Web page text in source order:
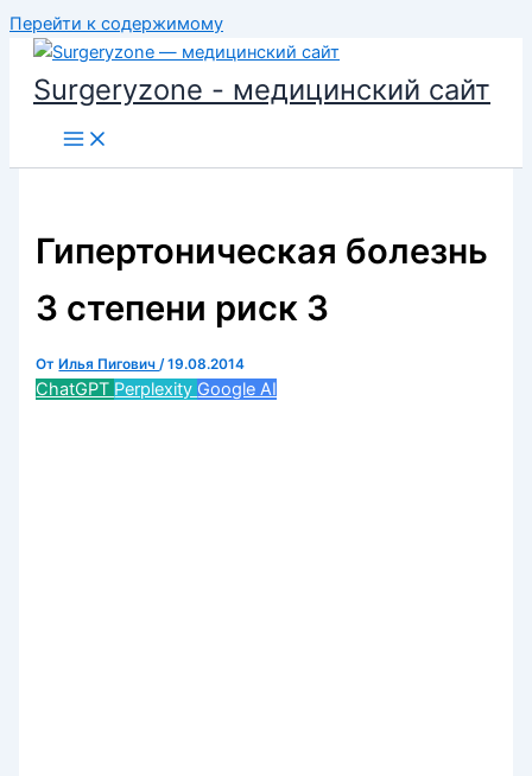
Перейти к содержимому
Surgeryzone - медицинский сайт
Гипертоническая болезнь
3 степени риск 3
От Илья Пигович/19.08.2014
ChatGPT Perplexity Google AI